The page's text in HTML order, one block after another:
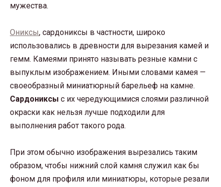
мужества.
Ониксы, сардониксы в частности, широко
использовались в древности для вырезания камей и
гемм. Камеями принято называть резные камни с
выпуклым изображением. Иными словами камея —
своеобразный миниатюрный барельеф на камне.
Сардониксы с их чередующимися слоями различной
окраски как нельзя лучше подходили для
выполнения работ такого рода.
При этом обычно изображения вырезались таким
образом, чтобы нижний слой камня служил как бы
фоном для профиля или миниатюры, которые резали